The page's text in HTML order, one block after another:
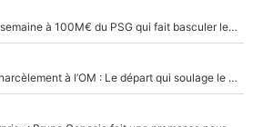
Akliouche, Mika Godts... La semaine à 100M€ du PSG qui fait basculer le mercato du PSG !
Climat toxique et affaire de harcèlement à l’OM : Le départ qui soulage le vestiaire de Bruno Genesio